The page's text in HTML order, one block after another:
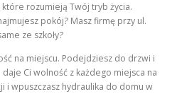
rozumieją Twój tryb życia.
pokój? Masz firmę przy ul.
ze szkoły?
na miejscu. Podejdziesz do drzwi i
Ci wolność z każdego miejsca na
i wpuszczasz hydraulika do domu w